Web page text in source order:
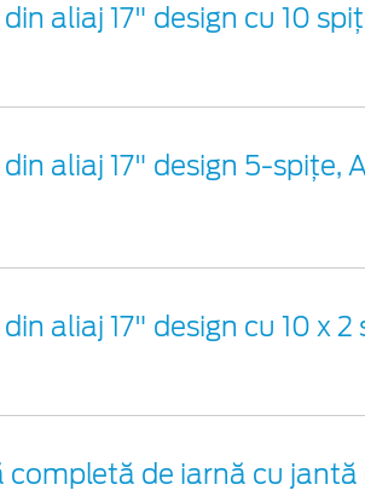
aliaj 17" design cu 10
aliaj 17" design 5-spiţe,
aliaj 17" design cu 10 x 2
completă de iarnă cu jantă